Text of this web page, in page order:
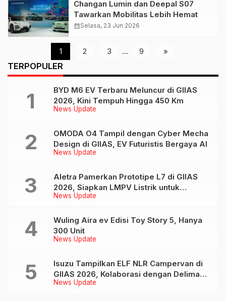
Changan Lumin dan Deepal S07
Tawarkan Mobilitas Lebih Hemat
calendar_monthSelasa, 23 Jun 2026
1 2 3 … 9 »
TERPOPULER
News Update
BYD M6 EV Terbaru Meluncur di GIIAS
2026, Kini Tempuh Hingga 450 Km
News Update
OMODA O4 Tampil dengan Cyber Mecha
Design di GIIAS, EV Futuristis Bergaya AI
News Update
Aletra Pamerkan Prototipe L7 di GIIAS
2026, Siapkan LMPV Listrik untuk
Keluarga Indonesia
News Update
Wuling Aira ev Edisi Toy Story 5, Hanya
300 Unit
News Update
Isuzu Tampilkan ELF NLR Campervan di
GIIAS 2026, Kolaborasi dengan Delima
Mandiri dan JAJAGO